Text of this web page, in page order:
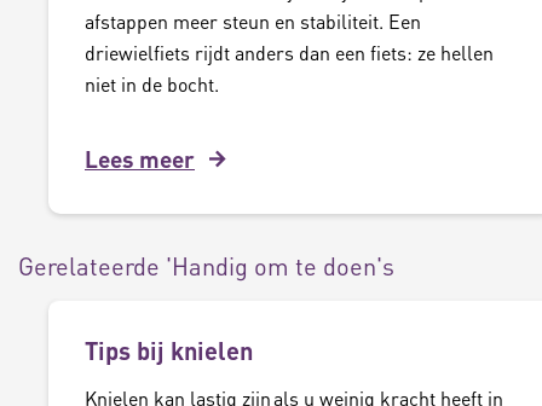
afstappen meer steun en stabiliteit. Een
driewielfiets rijdt anders dan een fiets: ze hellen
niet in de bocht.
Lees meer
Gerelateerde 'Handig om te doen's
Tips bij knielen
Knielen kan lastig zijn als u weinig kracht heeft in